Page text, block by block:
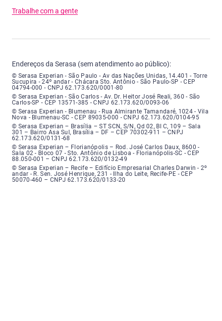
Trabalhe com a gente
Endereços da Serasa (sem atendimento ao público):
Serasa Experian - São Paulo - Endereço: Avenida das Nações Unidas,
© Serasa Experian - São Paulo - Av das Nações Unidas, 14.401 - Torre
Sucupira - 24º andar - Chácara Sto. Antônio - São Paulo-SP - CEP
04794-000 - CNPJ 62.173.620/0001-80
Serasa Experian - São Carlos - Endereço: Avenida Doutor Heitor José
© Serasa Experian - São Carlos - Av. Dr. Heitor José Reali, 360 - São
Carlos-SP - CEP 13571-385 - CNPJ 62.173.620/0093-06
Serasa Experian - Blumenau - Endereço: Rua Almirante Tamandaré,
© Serasa Experian - Blumenau - Rua Almirante Tamandaré, 1024 - Vila
Nova - Blumenau-SC - CEP 89035-000 - CNPJ 62.173.620/0104-95
Serasa Experian - Brasília, Endereço: Setor Comercial Norte, sem
© Serasa Experian – Brasília – ST SCN, S/N, Qd 02, Bl C, 109 – Sala
301 – Bairro Asa Sul, Brasília – DF – CEP 70302-911 – CNPJ
62.173.620/0131-68
Serasa Experian - Florianópolis, Endereço: Rodovia José Carlos, número
© Serasa Experian – Florianópolis – Rod. José Carlos Daux, 8600 -
Sala 02 - Bloco 07 - Sto. Antônio de Lisboa - Florianópolis-SC - CEP
88.050-001 – CNPJ 62.173.620/0132-49
Serasa Experian - Recife, Endereço: Edifício Empresarial Charles Darwin,
© Serasa Experian – Recife – Edifício Empresarial Charles Darwin - 2º
andar - R. Sen. José Henrique, 231 - Ilha do Leite, Recife-PE - CEP
50070-460 – CNPJ 62.173.620/0133-20